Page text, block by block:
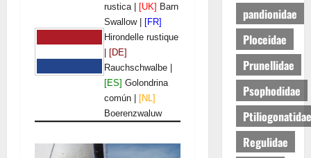
rustica | [UK] Barn
Swallow | [FR]
Hirondelle rustique
| [DE]
Rauchschwalbe |
[ES] Golondrina
común | [NL]
Boerenzwaluw
pandionidae
Ploceidae
Prunellidae
Psophodidae
Ptiliogonatidae
Regulidae